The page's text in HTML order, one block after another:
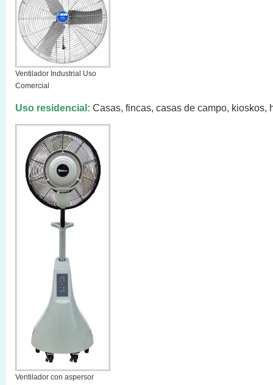
Ventilador Industrial Uso
Comercial
Uso residencial: Casas, fincas, casas de campo, kioskos,
Ventilador con aspersor